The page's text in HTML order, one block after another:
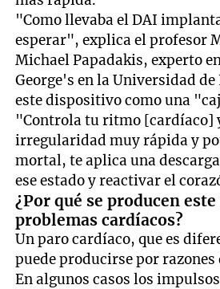
"Como llevaba el DAI
esperar", explica el profesor
Michael Papadakis, experto
George's en la Universidad
este dispositivo como una
"Controla tu ritmo [cardíaco]
irregularidad muy rápida y
mortal, te aplica una
ese estado y reactivar el
¿Por qué se producen
problemas cardíacos?
Un paro cardíaco, que es
puede producirse por
En algunos casos los